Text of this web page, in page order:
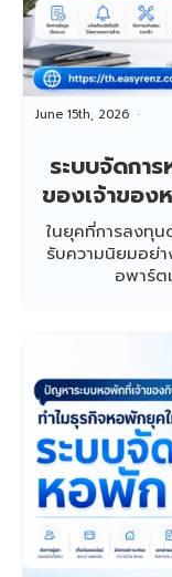
ระบบจัดกา
ของเจ้าขอ
เพิ่
June 15th, 2026
ในยุคที่การลงทุน
รับความนิยมอย่า
อพาร์ต